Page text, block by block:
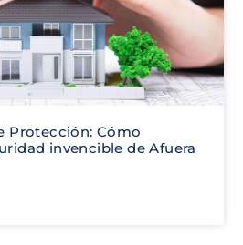
Protección: Cómo
invencible de Afuera